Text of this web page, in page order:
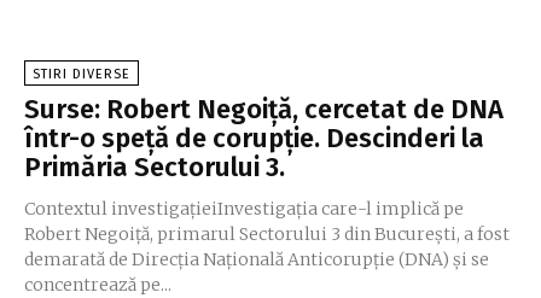
STIRI DIVERSE
Surse: Robert Negoiță, cercetat de DNA
într-o speță de corupție. Descinderi la
Primăria Sectorului 3.
Contextul investigațieiInvestigația care-l implică pe
Robert Negoiță, primarul Sectorului 3 din București, a fost
demarată de Direcția Națională Anticorupție (DNA) și se
concentrează pe...